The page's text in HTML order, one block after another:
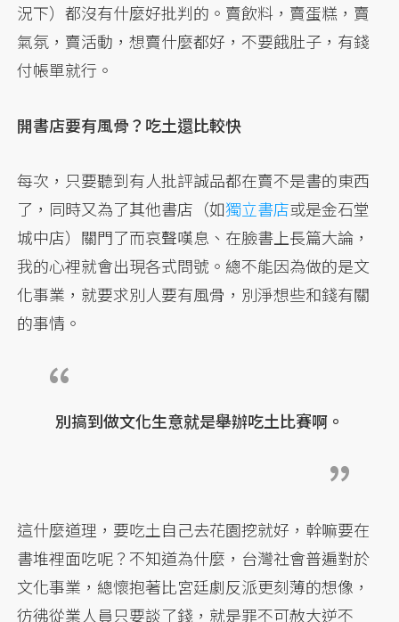
況下）都沒有什麼好批判的。賣飲料，賣蛋糕，賣
氣氛，賣活動，想賣什麼都好，不要餓肚子，有錢
付帳單就行。
開書店要有風骨？吃土還比較快
每次，只要聽到有人批評誠品都在賣不是書的東西
了，同時又為了其他書店（如獨立書店或是金石堂
城中店）關門了而哀聲嘆息、在臉書上長篇大論，
我的心裡就會出現各式問號。總不能因為做的是文
化事業，就要求別人要有風骨，別淨想些和錢有關
的事情。
別搞到做文化生意就是舉辦吃土比賽啊。
這什麼道理，要吃土自己去花園挖就好，幹嘛要在
書堆裡面吃呢？不知道為什麼，台灣社會普遍對於
文化事業，總懷抱著比宮廷劇反派更刻薄的想像，
彷彿從業人員只要談了錢，就是罪不可赦大逆不